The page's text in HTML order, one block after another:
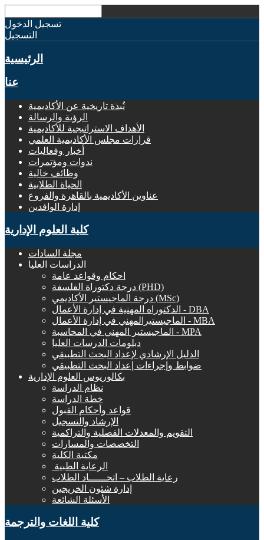
تسجيل الدخول
التسجيل
الرئيسية
عنا
نُبذة تاريخية عن الأكاديمية
الرؤية والرسالة
الأهداف الاستراتيجية للأكاديمية
قرارات مجلس الأكاديمية العلمي
أخبار وفعاليات
ندوات ومؤتمرات
وظائف خالية
الحياة الطلابية
عناوين الأكاديمية بالقاهرة والفروع
إدارة الوافدين
كلية العلوم الإدارية
مجلة السادات
الدراسات العليا
احكام وقواعد عامة
درجة دكتوراة الفلسفة (PHD)
درجة الماجيستير الأكاديمي (MSc)
الدكتوراه المهنية في إدارة الأعمال - DBA
الماجيستيرالمهني في إدارة الأعمال - MBA
الماجيستير المهني في المحاسبة - MPA
دبلومات الدرسات العليا
الدليل الإرشادي لإعداد البحث التطبيقي
ضوابط وإجراءات إعداد البحث التطبيقي
بكالوريوس العلوم الإدارية
نظام الدراسة
خطة الدراسة
قواعد وأحكام القبول
الإرشاد والتسجيل
التقويم والمعدلات الفصلية والتراكمية
التخصصات والمسارات
مكتبة الكلية
الرعاية الطبية ‏
رعاية الطلاب – اتحــــــاد الطلاب
إدارة شئون الخريجين
الأسئلة الشائعة
كلية اللغات والترجمة